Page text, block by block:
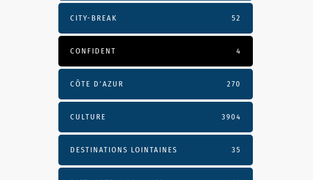
CITY-BREAK 52
CONFIDENT 4
CÔTE D’AZUR 270
CULTURE 3904
DESTINATIONS LOINTAINES 35